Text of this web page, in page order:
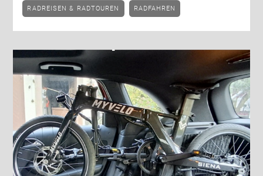
RADREISEN & RADTOUREN RADFAHREN